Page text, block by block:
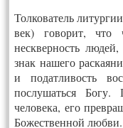
Толкователь
век) говорит, что
нескверность
знак нашего
и податливость
послушаться Богу.
человека, его
Божественной любви.